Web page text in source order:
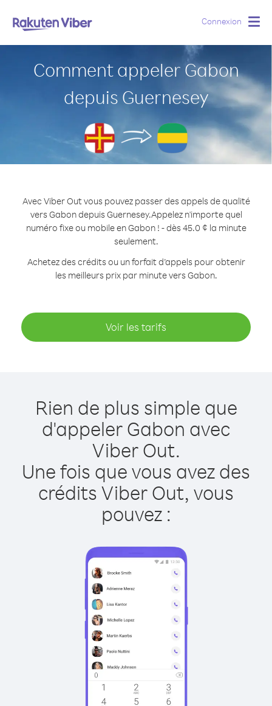
Connexion
Comment appeler Gabon
depuis Guernesey
Avec Viber Out vous pouvez passer des appels de qualité
vers Gabon depuis Guernesey.Appelez n'importe quel
numéro fixe ou mobile en Gabon ! - dès 45.0 ¢ la minute
seulement.
Achetez des crédits ou un forfait d’appels pour obtenir
les meilleurs prix par minute vers Gabon.
Voir les tarifs
Rien de plus simple que
d'appeler Gabon avec
Viber Out.
Une fois que vous avez des
crédits Viber Out, vous
pouvez :